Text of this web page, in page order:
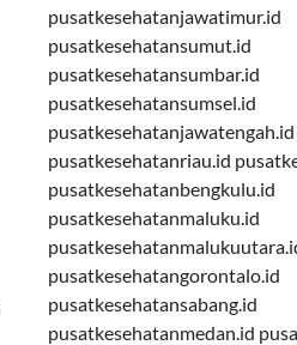
pusatkesehatanjawatimur.id
pusatkesehatansumut.id
pusatkesehatansumbar.id
pusatkesehatansumsel.id
pusatkesehatanjawatengah.id
pusatkesehatanriau.id
pusatkesehatanbengkulu.id
pusatkesehatanmaluku.id
pusatkesehatangorontalo.id
pusatkesehatansabang.id
pusatkesehatanmedan.id